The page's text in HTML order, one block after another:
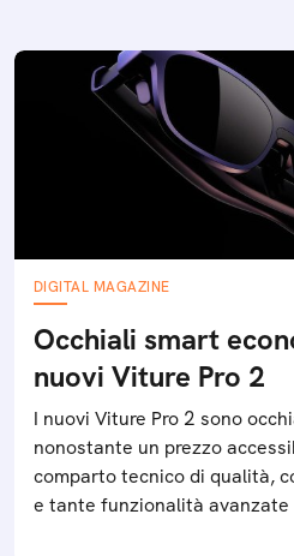
DIGITAL MAGAZINE
Occhiali smart
nuovi Viture Pro 2
I nuovi Viture Pro 2 sono
nonostante un prezzo
comparto tecnico di qualità,
e tante funzionalità avanzate